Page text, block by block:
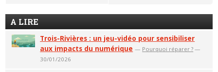
A LIRE
Trois-Rivières : un jeu-vidéo pour sensibiliser
aux impacts du numérique — Pourquoi réparer ? —
30/01/2026